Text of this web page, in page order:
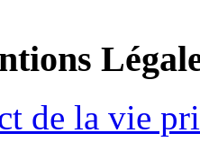
de la vie